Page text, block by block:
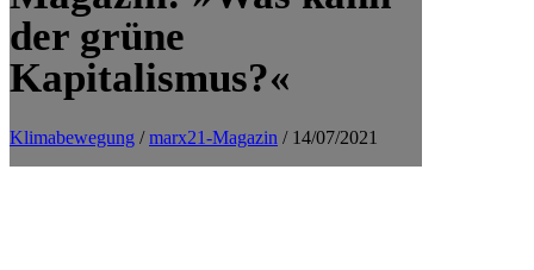
der grüne
Kapitalismus?«
Klimabewegung /marx21-Magazin / 14/07/2021